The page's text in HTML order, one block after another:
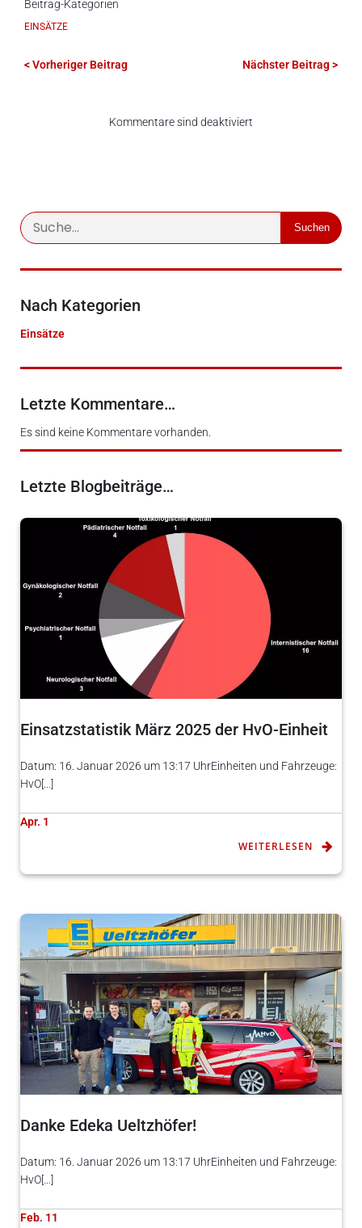
Beitrag-Kategorien
EINSÄTZE
< Vorheriger Beitrag Nächster Beitrag >
Kommentare sind deaktiviert
Suchen
Nach Kategorien
Einsätze
Letzte Kommentare…
Es sind keine Kommentare vorhanden.
Letzte Blogbeiträge…
Einsatzstatistik März 2025 der HvO-Einheit
Datum: 16. Januar 2026 um 13:17 UhrEinheiten und Fahrzeuge:
HvO[…]
Apr. 1
WEITERLESEN
Danke Edeka Ueltzhöfer!
Datum: 16. Januar 2026 um 13:17 UhrEinheiten und Fahrzeuge:
HvO[…]
Feb. 11